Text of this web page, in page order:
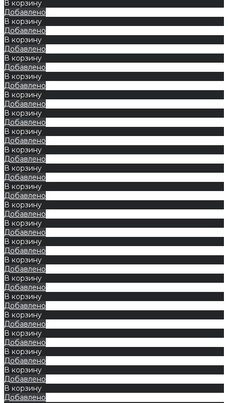
В корзину
Добавлено
В корзину
Добавлено
В корзину
Добавлено
В корзину
Добавлено
В корзину
Добавлено
В корзину
Добавлено
В корзину
Добавлено
В корзину
Добавлено
В корзину
Добавлено
В корзину
Добавлено
В корзину
Добавлено
В корзину
Добавлено
В корзину
Добавлено
В корзину
Добавлено
В корзину
Добавлено
В корзину
Добавлено
В корзину
Добавлено
В корзину
Добавлено
В корзину
Добавлено
В корзину
Добавлено
В корзину
Добавлено
В корзину
Добавлено